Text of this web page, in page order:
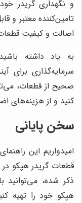
و نگهداری گریدر
تامین‌کننده معتبر و
اصالت و کیفیت
به یاد داشته
سرمایه‌گذاری برای
صحیح از قطعات،
کنید و از هزینه‌های
سخن پایانی
امیدواریم این
قطعات گریدر هپکو در
ذکر شده، می‌توانید
هپکو خود را تهیه